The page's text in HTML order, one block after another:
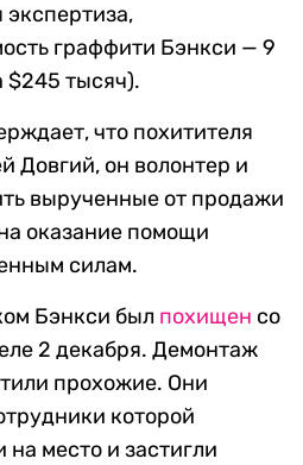
экспертиза,
граффити Бэнкси — 9
$245 тысяч).
что похитителя
Довгий, он волонтер и
вырученные от продажи
оказание помощи
силам.
Бэнкси был похищен со
2 декабря. Демонтаж
прохожие. Они
которой
место и застигли